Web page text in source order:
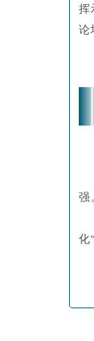
挥
论
强
化